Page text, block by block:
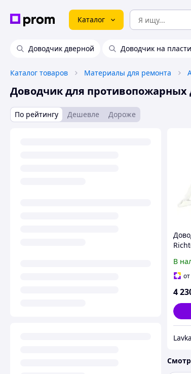
Каталог
Доводчик дверной Доводчик на
Каталог товаров Материалы для ремонта
Доводчик для противопожарных
По рейтингу Дешевле Дороже
В
от
4
Lavka